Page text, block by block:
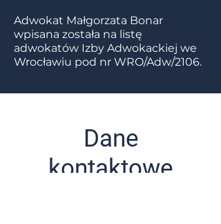
Adwokat Małgorzata Bonar
wpisana została na listę
adwokatów Izby Adwokackiej we
Wrocławiu pod nr WRO/Adw/2106.
Dane
kontaktowe